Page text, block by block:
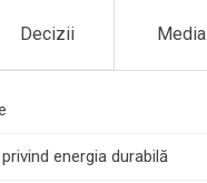
Decizii Media
energia durabilă